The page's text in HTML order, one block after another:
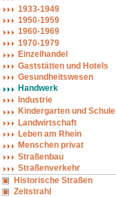
1933-1949
1950-1959
1960-1969
1970-1979
Einzelhandel
Gaststätten und Hotels
Gesundheitswesen
Handwerk
Industrie
Kindergarten und Schule
Landwirtschaft
Leben am Rhein
Menschen privat
Straßenbau
Straßenverkehr
Historische Straßen
Zeitstrahl